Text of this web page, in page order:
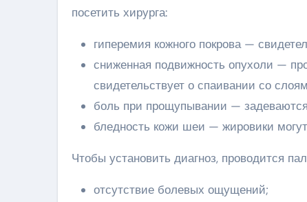
посетить хирурга:
гиперемия кожного покрова —
сниженная подвижность опухоли —
свидетельствует о спаивании со
боль при прощупывании —
бледность кожи шеи — жировики
Чтобы установить диагноз, проводится
отсутствие болевых ощущений;